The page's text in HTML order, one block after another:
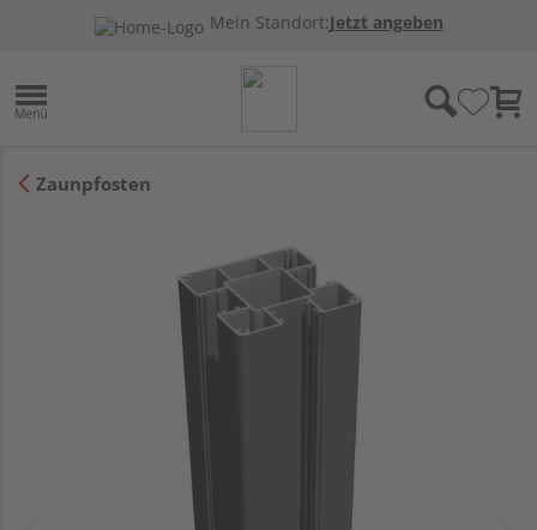
Mein Standort:Jetzt angeben
Zaunpfosten